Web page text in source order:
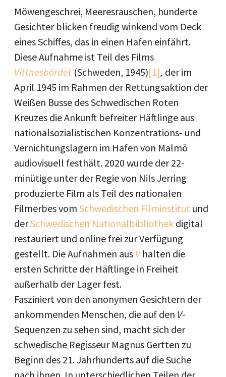
Möwengeschrei, Meeresrauschen, hunderte
Gesichter blicken freudig winkend vom Deck
eines Schiffes, das in einen Hafen einfährt.
Diese Aufnahme ist Teil des Films
Vittnesbördet (Schweden, 1945)[1], der im
April 1945 im Rahmen der Rettungsaktion der
Weißen Busse des Schwedischen Roten
Kreuzes die Ankunft befreiter Häftlinge aus
nationalsozialistischen Konzentrations- und
Vernichtungslagern im Hafen von Malmö
audiovisuell festhält. 2020 wurde der 22-
minütige unter der Regie von Nils Jerring
produzierte Film als Teil des nationalen
Filmerbes vom Schwedischen Filminstitut und
derSchwedischen Nationalbibliothek digital
restauriert und online frei zur Verfügung
gestellt. Die Aufnahmen aus Vhalten die
ersten Schritte der Häftlinge in Freiheit
außerhalb der Lager fest.
Fasziniert von den anonymen Gesichtern der
ankommenden Menschen, die auf den V-
Sequenzen zu sehen sind, macht sich der
schwedische Regisseur Magnus Gertten zu
Beginn des 21. Jahrhunderts auf die Suche